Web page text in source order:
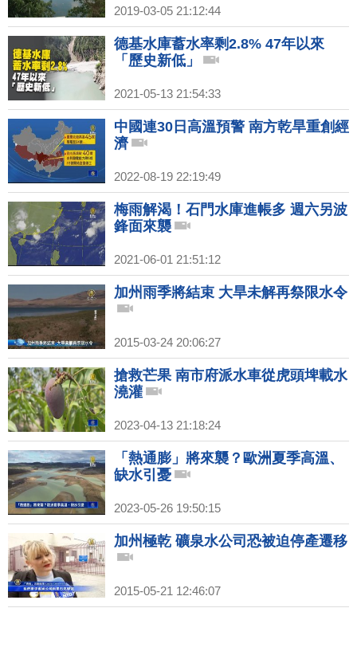
2019-03-05 21:12:44
德基水庫蓄水率剩2.8% 47年以來
「歷史新低」
2021-05-13 21:54:33
中國連30日高溫預警 南方乾旱重創經
濟
2022-08-19 22:19:49
梅雨解渴！石門水庫進帳多 週六另波
鋒面來襲
2021-06-01 21:51:12
加州雨季將結束 大旱未解再祭限水令
2015-03-24 20:06:27
搶救芒果 南市府派水車從虎頭埤載水
澆灌
2023-04-13 21:18:24
「熱通膨」將來襲？歐洲夏季高溫、
缺水引憂
2023-05-26 19:50:15
加州極乾 礦泉水公司恐被迫停產遷移
2015-05-21 12:46:07